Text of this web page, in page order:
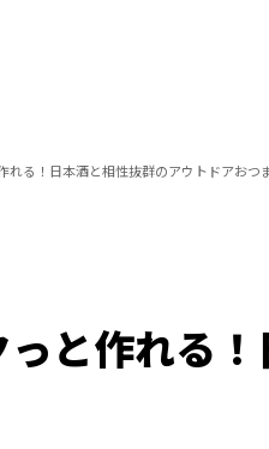
れる！日本酒と相性抜群のアウトドアおつ
と作れる